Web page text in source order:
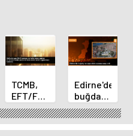
TCMB,
EFT/FAST
işlemleri
için
fazla
Edirne'de
buğday
ve arpa
ekim
sezonu